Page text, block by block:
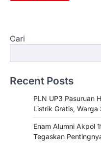
Cari
Recent Posts
PLN UP3 Pasuruan
Listrik Gratis,
Enam Alumni Akpol
Tegaskan